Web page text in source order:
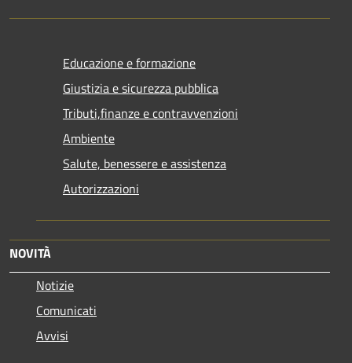
Educazione e formazione
Giustizia e sicurezza pubblica
Tributi,finanze e contravvenzioni
Ambiente
Salute, benessere e assistenza
Autorizzazioni
NOVITÀ
Notizie
Comunicati
Avvisi